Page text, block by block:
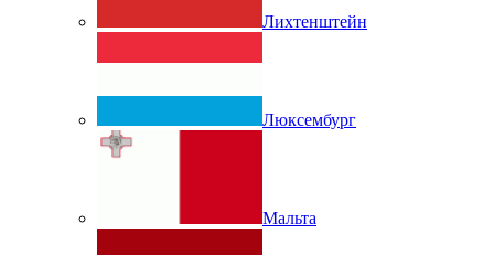
Лихтенштейн
Люксембург
Мальта